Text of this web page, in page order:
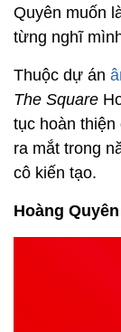
Quyên muốn
từng nghĩ
Thuộc dự án
The Square
tục hoàn
ra mắt trong
cô kiến tạo.
Hoàng